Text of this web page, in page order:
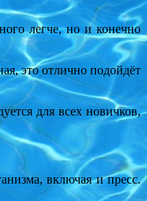
легче, но и конечно
это отлично подойдёт
для всех новичков,
включая и пресс.